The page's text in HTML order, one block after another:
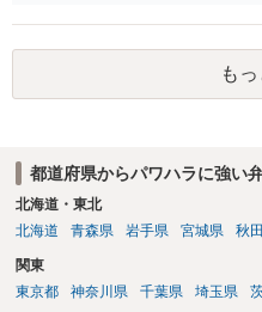
も
都道府県からパワハラに強い
北海道・東北
北海道
青森県 岩手県 宮城県 秋
関東
東京都
神奈川県 千葉県 埼玉県